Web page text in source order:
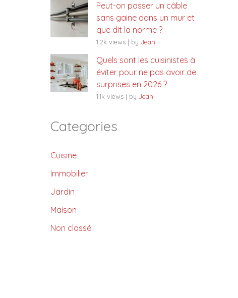
Peut-on passer un câble
sans gaine dans un mur et
que dit la norme ?
1.2k views | by Jean
Quels sont les cuisinistes à
éviter pour ne pas avoir de
surprises en 2026 ?
1.1k views | by Jean
Categories
Cuisine
Immobilier
Jardin
Maison
Non classé